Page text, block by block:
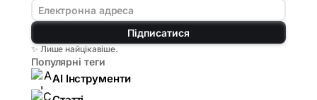
Підписатися
✨ Лише найцікавіше.
Популярні теги
AI Інструменти